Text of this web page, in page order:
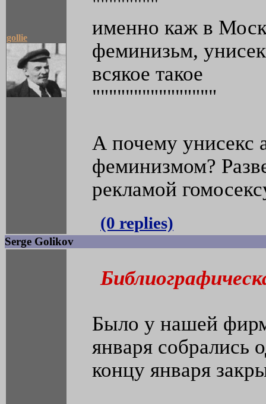
gollie
именно каж в
феминизьм,
всякое такое
"""""""""""""""
А почему унисекс
феминизмом?
рекламой
(0 replies)
Serge Golikov
Было у нашей
января собрались
концу января